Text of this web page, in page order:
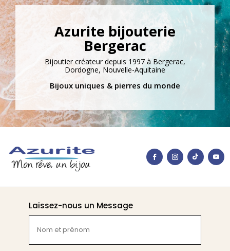
Azurite bijouterie
Bergerac
Bijoutier créateur depuis 1997 à Bergerac,
Dordogne, Nouvelle-Aquitaine
Bijoux uniques & pierres du monde
Laissez-nous un Message
et
prénom